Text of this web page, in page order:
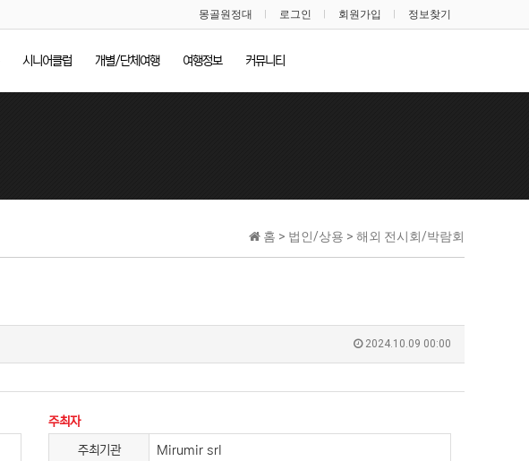
몽골원정대 로그인 회원가입 정보찾기
시니어클럽 개별/단체여행 여행정보 커뮤니티
홈 > 법인/상용 > 해외 전시회/박람회
2024.10.09 00:00
주최자
주최기관
Mirumir srl